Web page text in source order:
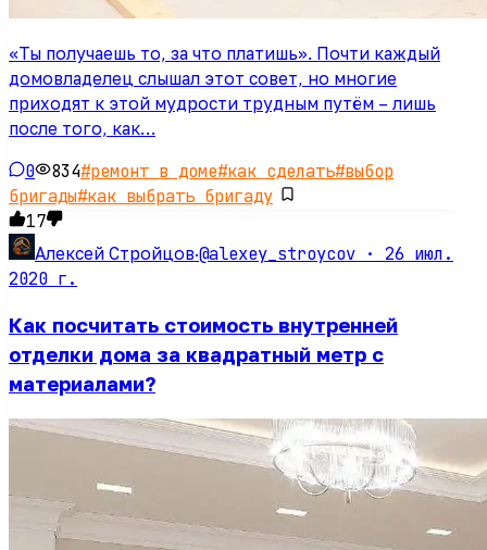
«Ты получаешь то, за что платишь». Почти каждый
домовладелец слышал этот совет, но многие
приходят к этой мудрости трудным путём – лишь
после того, как…
0 834#ремонт в доме#как сделать#выбор
бригады#как выбрать бригаду
17
Алексей Стройцов·@alexey_stroycov · 26 июл.
2020 г.
Как посчитать стоимость внутренней
отделки дома за квадратный метр с
материалами?